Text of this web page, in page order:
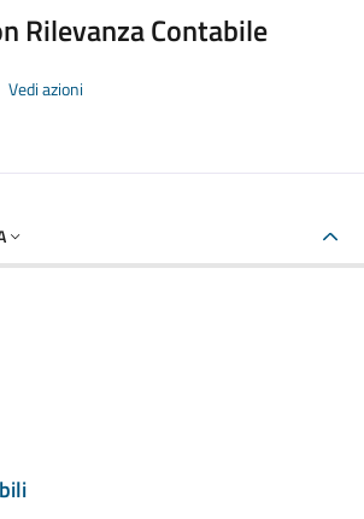
Rilevanza Contabile
Vedi azioni